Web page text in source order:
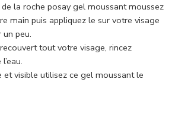
la roche posay gel moussant moussez
main puis appliquez le sur votre visage
peu.
tout votre visage, rincez
et visible utilisez ce gel moussant le